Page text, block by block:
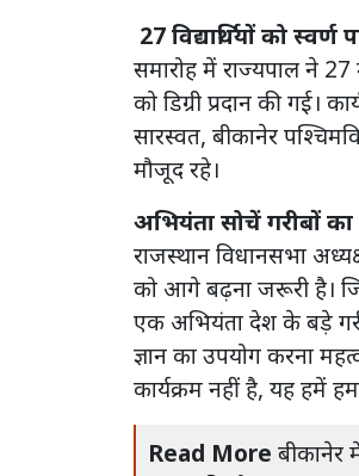
27 विद्यार्थियों को स्वर्ण
समारोह में राज्यपाल ने 27
को डिग्री प्रदान की गई।
सारस्वत, बीकानेर
मौजूद रहे।
अभियंता सोचें गरीबों
राजस्थान विधानसभा
को आगे बढ़ना जरूरी है।
एक अभियंता देश के बड़े
ज्ञान का उपयोग करना
कार्यक्रम नहीं है, यह हमें
Read More बीकानेर